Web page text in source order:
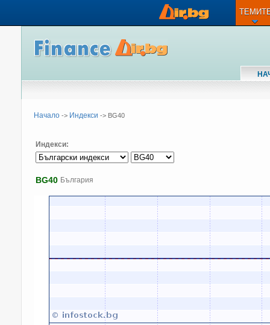
Начало -> Индекси -> BG40
Индекси:
BG40 България